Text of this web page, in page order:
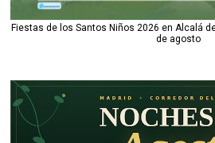
Fiestas de los Santos Niños 2026 en Alcalá
de agosto